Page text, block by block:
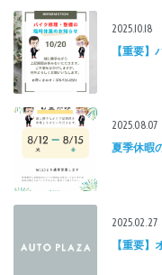
2025.10.18
【重要
2025.08.07
夏季休暇
2025.02.27
【重要